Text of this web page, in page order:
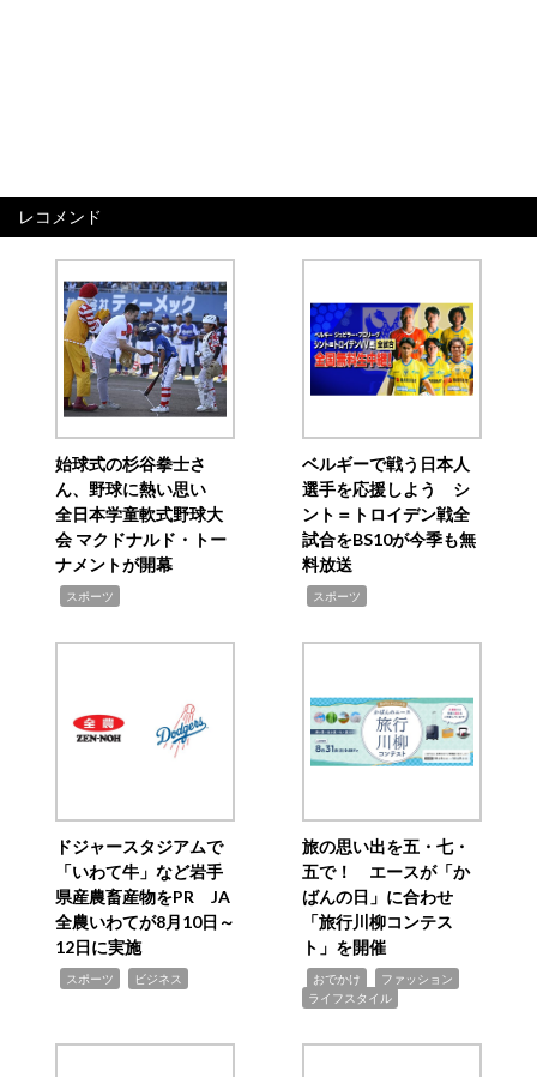
レコメンド
始球式の杉谷拳士さ
ん、野球に熱い思い
全日本学童軟式野球大
会 マクドナルド・トー
ナメントが開幕
スポーツ
ベルギーで戦う日本人
選手を応援しよう シ
ント＝トロイデン戦全
試合をBS10が今季も無
料放送
スポーツ
ドジャースタジアムで
「いわて牛」など岩手
県産農畜産物をPR JA
全農いわてが8月10日～
12日に実施
スポーツ ビジネス
旅の思い出を五・七・
五で！ エースが「か
ばんの日」に合わせ
「旅行川柳コンテス
ト」を開催
おでかけ ファッション
ライフスタイル